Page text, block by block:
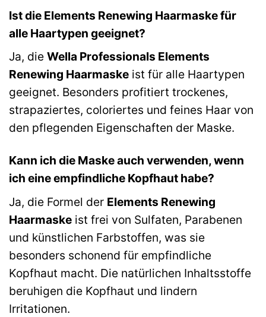
Ist die Elements Renewing Haarmaske für
alle Haartypen geeignet?
Ja, die Wella Professionals Elements
Renewing Haarmaske ist für alle Haartypen
geeignet. Besonders profitiert trockenes,
strapaziertes, coloriertes und feines Haar von
den pflegenden Eigenschaften der Maske.
Kann ich die Maske auch verwenden, wenn
ich eine empfindliche Kopfhaut habe?
Ja, die Formel der Elements Renewing
Haarmaske ist frei von Sulfaten, Parabenen
und künstlichen Farbstoffen, was sie
besonders schonend für empfindliche
Kopfhaut macht. Die natürlichen Inhaltsstoffe
beruhigen die Kopfhaut und lindern
Irritationen.